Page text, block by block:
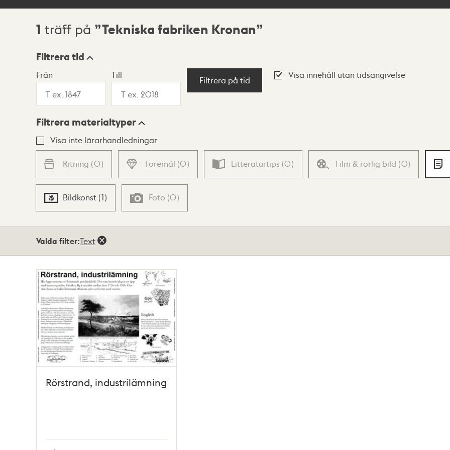
Sökresultat
1 träff på Tekniska fabriken Kronan
Visningsläge
Lista Karta
Filtrera tid
Från Till
Filtrera på tid
Visa innehåll utan tidsangivelse
Filtrera materialtyper
Visa inte lärarhandledningar
Ritning (0) Föremål (0) Litteraturtips (0) Film & rörlig bild (0)
Bildkonst (1) Foto (0)
Valda filter:Text
Rörstrand, industrilämning